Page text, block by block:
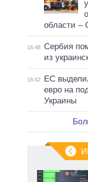
области –
16:48
Сербия
из
16:42
ЕС
евро на
Украины